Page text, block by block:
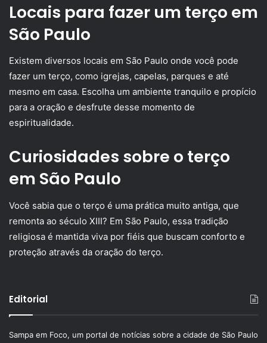
Locais para fazer um terço em
São Paulo
Existem diversos locais em São Paulo onde você pode
fazer um terço, como igrejas, capelas, parques e até
mesmo em casa. Escolha um ambiente tranquilo e propício
para a oração e desfrute desse momento de
espiritualidade.
Curiosidades sobre o terço
em São Paulo
Você sabia que o terço é uma prática muito antiga, que
remonta ao século XIII? Em São Paulo, essa tradição
religiosa é mantida viva por fiéis que buscam conforto e
proteção através da oração do terço.
Editorial
Sampa em Foco, um portal de notícias sobre a cidade de São Paulo